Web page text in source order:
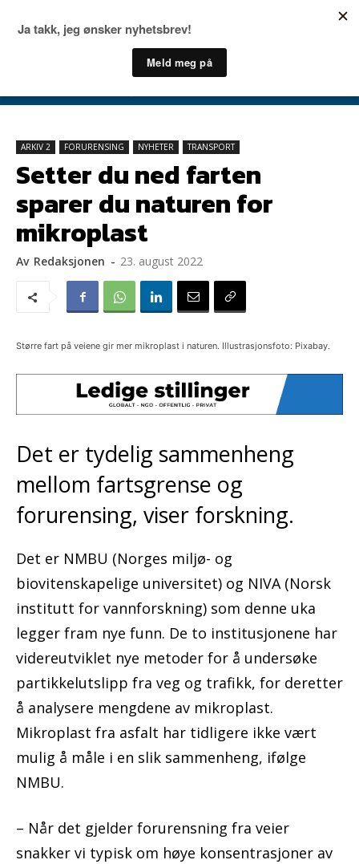
ARKIV 2 FORURENSING NYHETER TRANSPORT
Setter du ned farten
sparer du naturen for
mikroplast
Av Redaksjonen - 23. august 2022
Større fart på veiene gir mer mikroplast i naturen. Illustrasjonsfoto: Pixabay.
Det er tydelig sammenheng
mellom fartsgrense og
forurensing, viser forskning.
Det er NMBU (Norges miljø- og
biovitenskapelige universitet) og NIVA (Norsk
institutt for vannforskning) som denne uka
legger fram nye funn. De to institusjonene har
videreutviklet nye metoder for å undersøke
partikkelutslipp fra veg og trafikk, for deretter
å analysere mengdene av mikroplast.
Mikroplast fra asfalt har tidligere ikke vært
mulig å måle i en slik sammenheng, ifølge
NMBU.
– Når det gjelder forurensning fra veier
snakker vi typisk om høye konsentrasjoner av